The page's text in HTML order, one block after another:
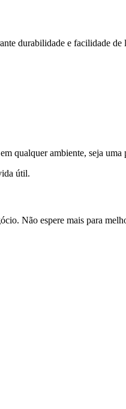
durabilidade e facilidade
qualquer ambiente, seja uma
útil.
Não espere mais para